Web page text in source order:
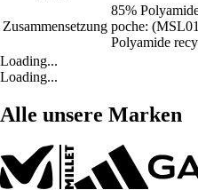
Zusammensetzung
85%
poche:
Polyamide
Loading...
Loading...
Alle unsere Marken